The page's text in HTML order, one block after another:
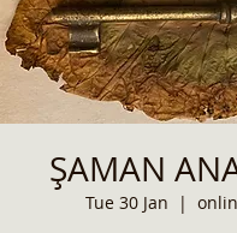
ŞAMAN
Tue 30 Jan
  |